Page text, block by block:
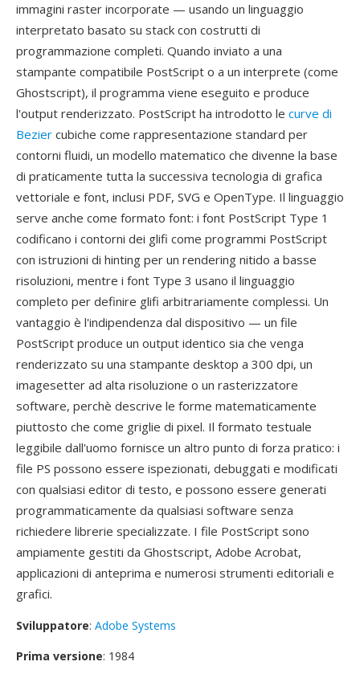
immagini raster incorporate — usando un linguaggio
interpretato basato su stack con costrutti di
programmazione completi. Quando inviato a una
stampante compatibile PostScript o a un interprete (come
Ghostscript), il programma viene eseguito e produce
l'output renderizzato. PostScript ha introdotto le curve di
Bezier cubiche come rappresentazione standard per
contorni fluidi, un modello matematico che divenne la base
di praticamente tutta la successiva tecnologia di grafica
vettoriale e font, inclusi PDF, SVG e OpenType. Il linguaggio
serve anche come formato font: i font PostScript Type 1
codificano i contorni dei glifi come programmi PostScript
con istruzioni di hinting per un rendering nitido a basse
risoluzioni, mentre i font Type 3 usano il linguaggio
completo per definire glifi arbitrariamente complessi. Un
vantaggio è l'indipendenza dal dispositivo — un file
PostScript produce un output identico sia che venga
renderizzato su una stampante desktop a 300 dpi, un
imagesetter ad alta risoluzione o un rasterizzatore
software, perchè descrive le forme matematicamente
piuttosto che come griglie di pixel. Il formato testuale
leggibile dall'uomo fornisce un altro punto di forza pratico: i
file PS possono essere ispezionati, debuggati e modificati
con qualsiasi editor di testo, e possono essere generati
programmaticamente da qualsiasi software senza
richiedere librerie specializzate. I file PostScript sono
ampiamente gestiti da Ghostscript, Adobe Acrobat,
applicazioni di anteprima e numerosi strumenti editoriali e
grafici.
Sviluppatore: Adobe Systems
Prima versione: 1984